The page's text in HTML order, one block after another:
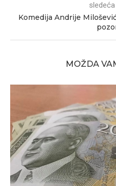
Komedija Andrije
MOŽDA